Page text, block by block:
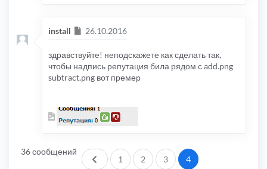
install Сообщение
26.10.2016
здравствуйте! неподскажете как сделать так,
чтобы надпись репутация била рядом с add.png
subtract.png вот премер
36 сообщений
Пред.1 2 3 4